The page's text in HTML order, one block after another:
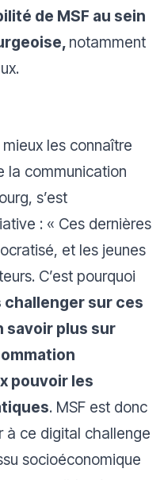
de MSF au sein
notamment
les connaître
la communication
s’est
: « Ces dernières
et les jeunes
C’est pourquoi
challenger sur ces
savoir plus sur
pouvoir les
. MSF est donc
à ce digital challenge
socioéconomique